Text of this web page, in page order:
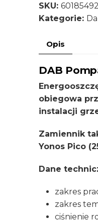
CO
EVOSTA2
70/180
PN6
1"
PRZYŁĄCZE
1
60185492
SKU: 60185492
Kategorie:
Opis
DAB
obiegowa
instalacji
Zamiennik
Yonos Pico
Dane
zakres
zakres
ciśnienie